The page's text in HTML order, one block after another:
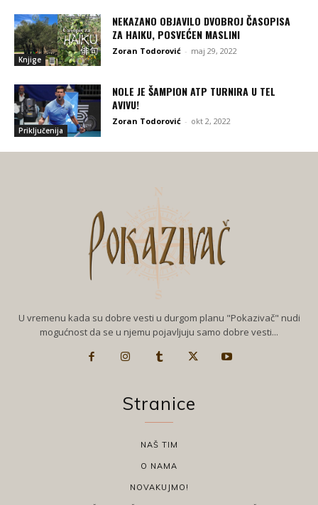
Knjige
NEKAZANO OBJAVILO DVOBROJ ČASOPISA
ZA HAIKU, POSVEĆEN MASLINI
Zoran Todorović - maj 29, 2022
Priključenija
NOLE JE ŠAMPION ATP TURNIRA U TEL
AVIVU!
Zoran Todorović - okt 2, 2022
U vremenu kada su dobre vesti u durgom planu "Pokazivač" nudi
mogućnost da se u njemu pojavljuju samo dobre vesti...
Stranice
NAŠ TIM
O NAMA
NOVAKUJMO!